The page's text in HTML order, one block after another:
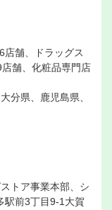
店舗、ドラッグス
舗、化粧品専門店
分県、鹿児島県、
トア事業本部、シ
駅前3丁目9-1大賀